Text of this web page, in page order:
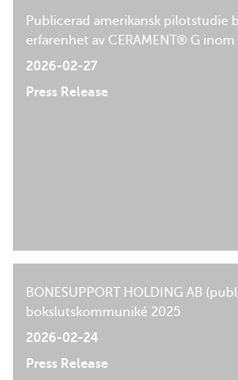
Publicerad amerikansk pilotstudie
erfarenhet av CERAMENT® G
2026-02-27
Press Release
BONESUPPORT HOLDING AB
bokslutskommuniké 2025
2026-02-24
Press Release